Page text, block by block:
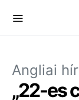
Angliai
„22-es